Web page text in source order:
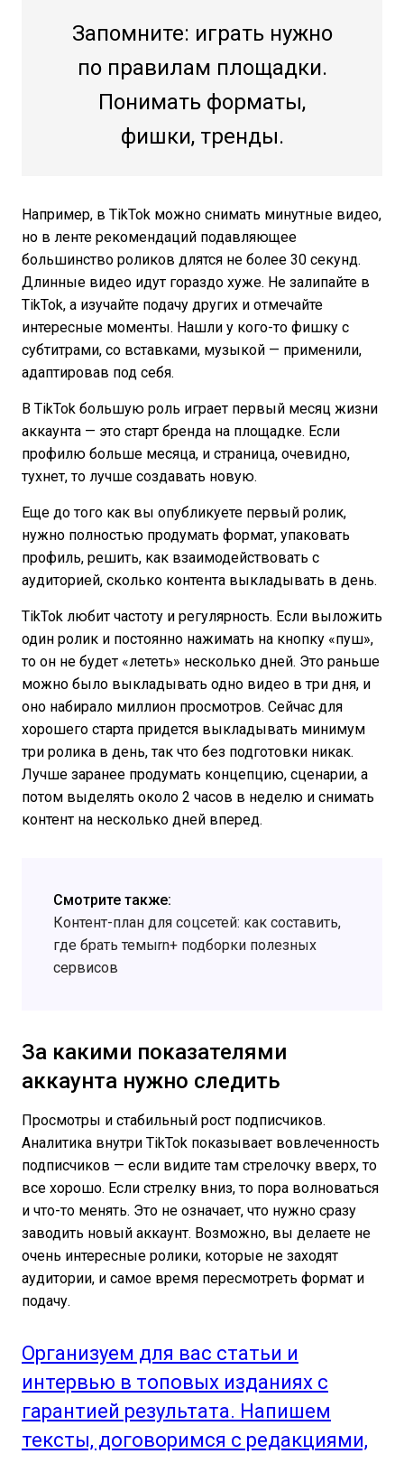
Запомните: играть нужно
по правилам площадки.
Понимать форматы,
фишки, тренды.
Например, в TikTok можно снимать минутные видео,
но в ленте рекомендаций подавляющее
большинство роликов длятся не более 30 секунд.
Длинные видео идут гораздо хуже. Не залипайте в
TikTok, а изучайте подачу других и отмечайте
интересные моменты. Нашли у кого-то фишку с
субтитрами, со вставками, музыкой — применили,
адаптировав под себя.
В TikTok большую роль играет первый месяц жизни
аккаунта — это старт бренда на площадке. Если
профилю больше месяца, и страница, очевидно,
тухнет, то лучше создавать новую.
Еще до того как вы опубликуете первый ролик,
нужно полностью продумать формат, упаковать
профиль, решить, как взаимодействовать с
аудиторией, сколько контента выкладывать в день.
TikTok любит частоту и регулярность. Если выложить
один ролик и постоянно нажимать на кнопку «пуш»,
то он не будет «лететь» несколько дней. Это раньше
можно было выкладывать одно видео в три дня, и
оно набирало миллион просмотров. Сейчас для
хорошего старта придется выкладывать минимум
три ролика в день, так что без подготовки никак.
Лучше заранее продумать концепцию, сценарии, а
потом выделять около 2 часов в неделю и снимать
контент на несколько дней вперед.
Смотрите также:
Контент-план для соцсетей: как составить,
где брать темыrn+ подборки полезных
сервисов
За какими показателями
аккаунта нужно следить
Просмотры и стабильный рост подписчиков.
Аналитика внутри TikTok показывает вовлеченность
подписчиков — если видите там стрелочку вверх, то
все хорошо. Если стрелку вниз, то пора волноваться
и что-то менять. Это не означает, что нужно сразу
заводить новый аккаунт. Возможно, вы делаете не
очень интересные ролики, которые не заходят
аудитории, и самое время пересмотреть формат и
подачу.
Организуем для вас статьи и
интервью в топовых изданиях с
гарантией результата. Напишем
тексты, договоримся с редакциями,